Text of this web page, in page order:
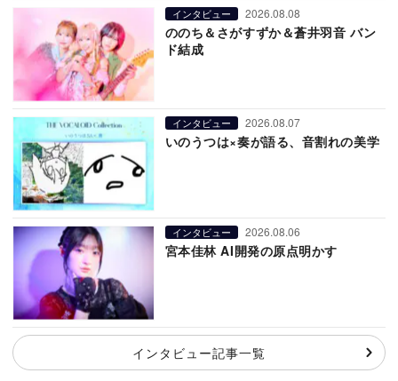
インタビュー 2026.08.08
ののち＆さがすずか＆蒼井羽音 バン
ド結成
インタビュー 2026.08.07
いのうつは×奏が語る、音割れの美学
インタビュー 2026.08.06
宮本佳林 AI開発の原点明かす
インタビュー記事一覧